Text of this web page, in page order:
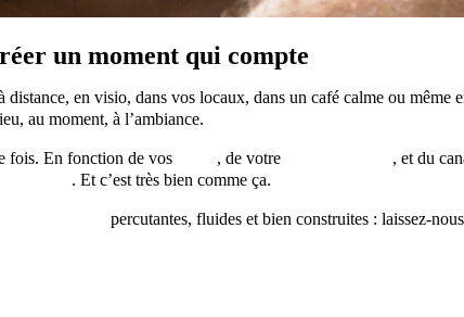
un moment qui compte
distance, en visio, dans vos locaux, dans un café calme ou
au moment, à l’ambiance.
fois. En fonction de vos , de votre , et du
. Et c’est très bien comme ça.
percutantes, fluides et bien construites : laissez-